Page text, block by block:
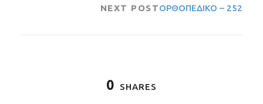
NEXT POSTΟΡΘΟΠΕΔΙΚΟ – 252
0 SHARES